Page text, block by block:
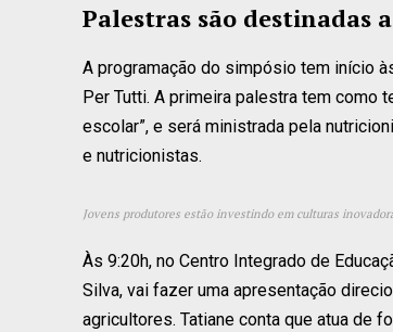
Palestras são destinadas
A programação do simpósio tem início
Per Tutti. A primeira palestra tem como
escolar”, e será ministrada pela
e nutricionistas.
Jovens produtores estão investindo em culturas
Às 9:20h, no Centro Integrado de
Silva, vai fazer uma apresentação
agricultores. Tatiane conta que atua de